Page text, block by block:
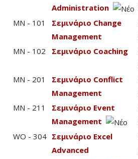
Administration
MN - 101
Σεμινάριο Change
Management
MN - 102 Σεμινάριο Coaching
MN - 201
Σεμινάριο Conflict
Management
MN - 211
Σεμινάριο Event
Management
WO - 304 Σεμινάριο Excel
Advanced